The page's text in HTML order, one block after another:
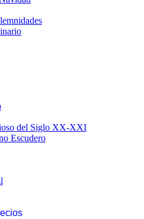
del Siglo XX-XXI
Escudero